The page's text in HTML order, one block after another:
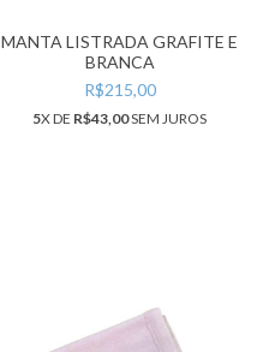
MANTA LISTRADA GRAFITE E
BRANCA
R$215,00
5X DE R$43,00SEM JUROS